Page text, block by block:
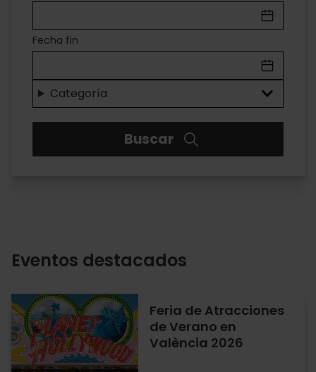
VALÈNCIA
Fecha fin
Categoría
Buscar
Eventos destacados
Feria de Atracciones
de Verano en
València 2026